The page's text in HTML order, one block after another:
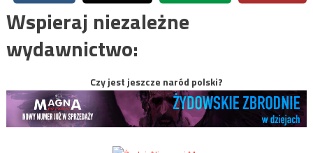
Wspieraj niezależne
wydawnictwo:
Czy jest jeszcze naród polski?